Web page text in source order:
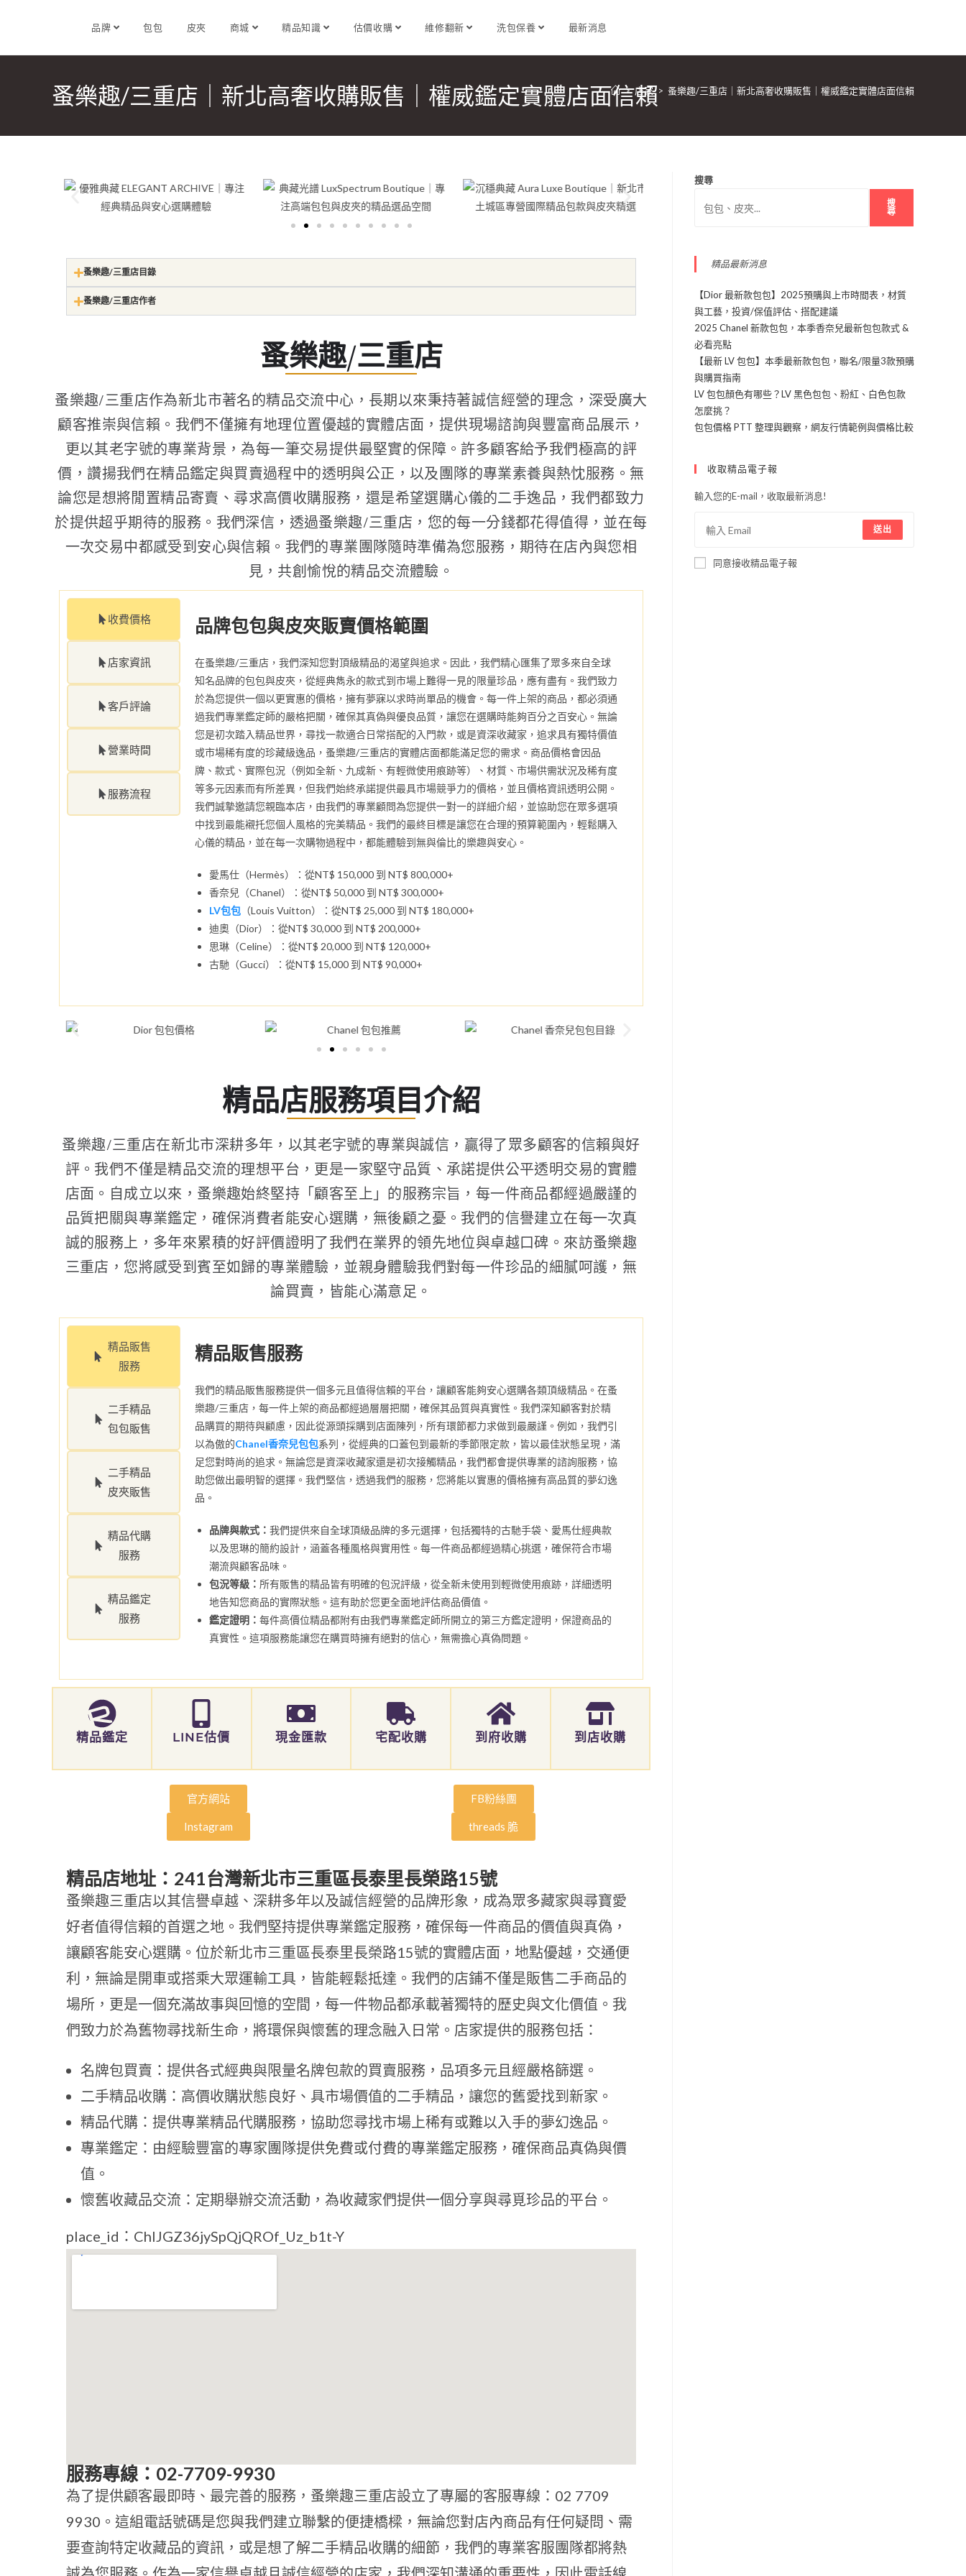
品牌 包包 皮夾 商城 精品知識 估價收購 維修翻新 洗包保養 最新消息
蚤樂趣/三重店｜新北高奢收購販售｜權威鑑定實體店面信賴
> 店家 > 蚤樂趣/三重店｜新北高奢收購販售｜權威鑑定實體店面信賴
蚤樂趣/三重店目錄
蚤樂趣/三重店作者
蚤樂趣/三重店
蚤樂趣/三重店作為新北市著名的精品交流中心，長期以來秉持著誠信經營的理念，深受廣大
顧客推崇與信賴。我們不僅擁有地理位置優越的實體店面，提供現場諮詢與豐富商品展示，
更以其老字號的專業背景，為每一筆交易提供最堅實的保障。許多顧客給予我們極高的評
價，讚揚我們在精品鑑定與買賣過程中的透明與公正，以及團隊的專業素養與熱忱服務。無
論您是想將閒置精品寄賣、尋求高價收購服務，還是希望選購心儀的二手逸品，我們都致力
於提供超乎期待的服務。我們深信，透過蚤樂趣/三重店，您的每一分錢都花得值得，並在每
一次交易中都感受到安心與信賴。我們的專業團隊隨時準備為您服務，期待在店內與您相
見，共創愉悅的精品交流體驗。
收費價格
店家資訊
客戶評論
營業時間
服務流程
品牌包包與皮夾販賣價格範圍
在蚤樂趣/三重店，我們深知您對頂級精品的渴望與追求。因此，我們精心匯集了眾多來自全球
知名品牌的包包與皮夾，從經典雋永的款式到市場上難得一見的限量珍品，應有盡有。我們致力
於為您提供一個以更實惠的價格，擁有夢寐以求時尚單品的機會。每一件上架的商品，都必須通
過我們專業鑑定師的嚴格把關，確保其真偽與優良品質，讓您在選購時能夠百分之百安心。無論
您是初次踏入精品世界，尋找一款適合日常搭配的入門款，或是資深收藏家，追求具有獨特價值
或市場稀有度的珍藏級逸品，蚤樂趣/三重店的實體店面都能滿足您的需求。商品價格會因品
牌、款式、實際包況（例如全新、九成新、有輕微使用痕跡等）、材質、市場供需狀況及稀有度
等多元因素而有所差異，但我們始終承諾提供最具市場競爭力的價格，並且價格資訊透明公開。
我們誠摯邀請您親臨本店，由我們的專業顧問為您提供一對一的詳細介紹，並協助您在眾多選項
中找到最能襯托您個人風格的完美精品。我們的最終目標是讓您在合理的預算範圍內，輕鬆購入
心儀的精品，並在每一次購物過程中，都能體驗到無與倫比的樂趣與安心。
愛馬仕（Hermès）：從NT$ 150,000 到 NT$ 800,000+
香奈兒（Chanel）：從NT$ 50,000 到 NT$ 300,000+
LV包包 （Louis Vuitton）：從NT$ 25,000 到 NT$ 180,000+
迪奧（Dior）：從NT$ 30,000 到 NT$ 200,000+
思琳（Celine）：從NT$ 20,000 到 NT$ 120,000+
古馳（Gucci）：從NT$ 15,000 到 NT$ 90,000+
精品店服務項目介紹
蚤樂趣/三重店在新北市深耕多年，以其老字號的專業與誠信，贏得了眾多顧客的信賴與好
評。我們不僅是精品交流的理想平台，更是一家堅守品質、承諾提供公平透明交易的實體
店面。自成立以來，蚤樂趣始終堅持「顧客至上」的服務宗旨，每一件商品都經過嚴謹的
品質把關與專業鑑定，確保消費者能安心選購，無後顧之憂。我們的信譽建立在每一次真
誠的服務上，多年來累積的好評價證明了我們在業界的領先地位與卓越口碑。來訪蚤樂趣
三重店，您將感受到賓至如歸的專業體驗，並親身體驗我們對每一件珍品的細膩呵護，無
論買賣，皆能心滿意足。
精品販售
服務
二手精品
包包販售
二手精品
皮夾販售
精品代購
服務
精品鑑定
服務
精品販售服務
我們的精品販售服務提供一個多元且值得信賴的平台，讓顧客能夠安心選購各類頂級精品。在蚤
樂趣/三重店，每一件上架的商品都經過層層把關，確保其品質與真實性。我們深知顧客對於精
品購買的期待與顧慮，因此從源頭採購到店面陳列，所有環節都力求做到最嚴謹。例如，我們引
以為傲的Chanel香奈兒包包系列，從經典的口蓋包到最新的季節限定款，皆以最佳狀態呈現，滿
足您對時尚的追求。無論您是資深收藏家還是初次接觸精品，我們都會提供專業的諮詢服務，協
助您做出最明智的選擇。我們堅信，透過我們的服務，您將能以實惠的價格擁有高品質的夢幻逸
品。
品牌與款式：我們提供來自全球頂級品牌的多元選擇，包括獨特的古馳手袋、愛馬仕經典款
以及思琳的簡約設計，涵蓋各種風格與實用性。每一件商品都經過精心挑選，確保符合市場
潮流與顧客品味。
包況等級： 所有販售的精品皆有明確的包況評級，從全新未使用到輕微使用痕跡，詳細透明
地告知您商品的實際狀態。這有助於您更全面地評估商品價值。
鑑定證明：每件高價位精品都附有由我們專業鑑定師所開立的第三方鑑定證明，保證商品的
真實性。這項服務能讓您在購買時擁有絕對的信心，無需擔心真偽問題。
精品鑑定 LINE估價 現金匯款 宅配收購 到府收購 到店收購
官方網站 FB粉絲團
Instagram threads 脆
精品店地址：241台灣新北市三重區長泰里長榮路15號
蚤樂趣三重店以其信譽卓越、深耕多年以及誠信經營的品牌形象，成為眾多藏家與尋寶愛
好者值得信賴的首選之地。我們堅持提供專業鑑定服務，確保每一件商品的價值與真偽，
讓顧客能安心選購。位於新北市三重區長泰里長榮路15號的實體店面，地點優越，交通便
利，無論是開車或搭乘大眾運輸工具，皆能輕鬆抵達。我們的店鋪不僅是販售二手商品的
場所，更是一個充滿故事與回憶的空間，每一件物品都承載著獨特的歷史與文化價值。我
們致力於為舊物尋找新生命，將環保與懷舊的理念融入日常。店家提供的服務包括：
名牌包買賣：提供各式經典與限量名牌包款的買賣服務，品項多元且經嚴格篩選。
二手精品收購：高價收購狀態良好、具市場價值的二手精品，讓您的舊愛找到新家。
精品代購：提供專業精品代購服務，協助您尋找市場上稀有或難以入手的夢幻逸品。
專業鑑定：由經驗豐富的專家團隊提供免費或付費的專業鑑定服務，確保商品真偽與價
值。
懷舊收藏品交流：定期舉辦交流活動，為收藏家們提供一個分享與尋覓珍品的平台。
place_id：ChIJGZ36jySpQjQROf_Uz_b1t-Y
服務專線：02-7709-9930
為了提供顧客最即時、最完善的服務，蚤樂趣三重店設立了專屬的客服專線：02 7709
9930。這組電話號碼是您與我們建立聯繫的便捷橋樑，無論您對店內商品有任何疑問、需
要查詢特定收藏品的資訊，或是想了解二手精品收購的細節，我們的專業客服團隊都將熱
搜尋
搜
尋
精品最新消息
【Dior 最新款包包】2025預購與上市時間表，材質
與工藝，投資/保值評估、搭配建議
2025 Chanel 新款包包，本季香奈兒最新包包款式 &
必看亮點
【最新 LV 包包】本季最新款包包，聯名/限量3款預購
與購買指南
LV 包包顏色有哪些？LV 黑色包包、粉紅、白色包款
怎麼挑？
包包價格 PTT 整理與觀察，網友行情範例與價格比較
收取精品電子報
輸入您的E-mail，收取最新消息!
送出
同意接收精品電子報